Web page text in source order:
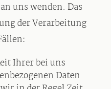
uns wenden. Das
der Verarbeitung
Ihrer bei uns
Daten